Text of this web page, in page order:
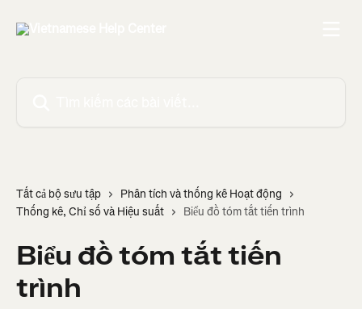
Tất cả bộ sưu tập
Phân tích và thống kê Hoạt động
Thống kê, Chỉ số và Hiệu suất
Biểu đồ tóm tắt tiến trình
Biểu đồ tóm tắt tiến
trình